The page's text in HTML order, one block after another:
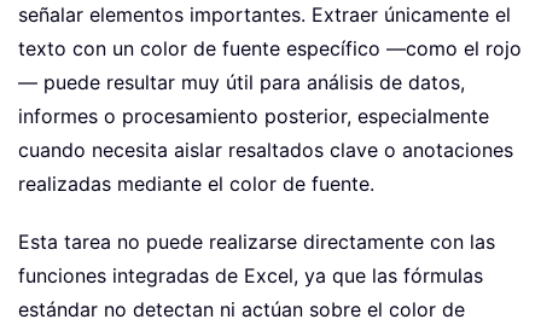
señalar elementos importantes. Extraer únicamente el
texto con un color de fuente específico —como el rojo
— puede resultar muy útil para análisis de datos,
informes o procesamiento posterior, especialmente
cuando necesita aislar resaltados clave o anotaciones
realizadas mediante el color de fuente.
Esta tarea no puede realizarse directamente con las
funciones integradas de Excel, ya que las fórmulas
estándar no detectan ni actúan sobre el color de